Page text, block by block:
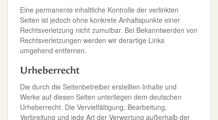
Eine permanente inhaltliche Kontrolle der verlinkten
Seiten ist jedoch ohne konkrete Anhaltspunkte einer
Rechtsverletzung nicht zumutbar. Bei Bekanntwerden von
Rechtsverletzungen werden wir derartige Links
umgehend entfernen.
Urheberrecht
Die durch die Seitenbetreiber erstellten Inhalte und
Werke auf diesen Seiten unterliegen dem deutschen
Urheberrecht. Die Vervielfältigung, Bearbeitung,
Verbreitung und jede Art der Verwertung außerhalb der